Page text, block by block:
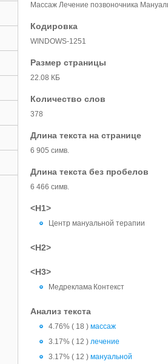
Массаж Лечение позвоночника
Кодировка
WINDOWS-1251
Размер страницы
22.08 КБ
Количество слов
378
Длина текста на странице
6 905 симв.
Длина текста без пробелов
6 466 симв.
<H1>
Центр мануальной терапии
<H2>
<H3>
Медреклама Контекст
Анализ текста
4.76% ( 18 ) массаж
3.17% ( 12 ) лечение
3.17% ( 12 ) мануальной